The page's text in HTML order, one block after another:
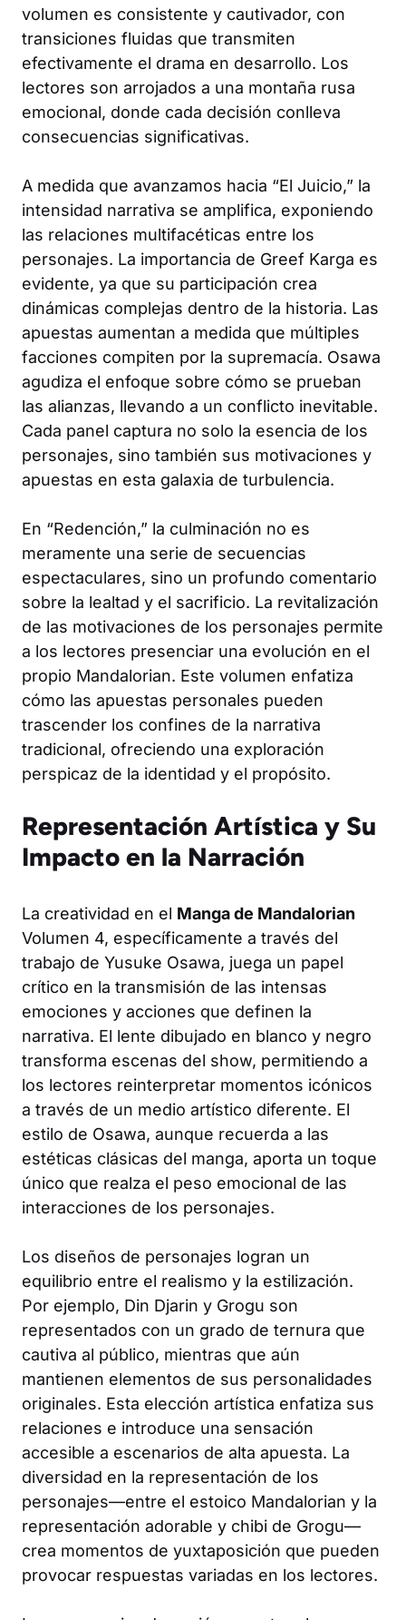
volumen es consistente y cautivador, con
transiciones fluidas que transmiten
efectivamente el drama en desarrollo. Los
lectores son arrojados a una montaña rusa
emocional, donde cada decisión conlleva
consecuencias significativas.
A medida que avanzamos hacia “El Juicio,” la
intensidad narrativa se amplifica, exponiendo
las relaciones multifacéticas entre los
personajes. La importancia de Greef Karga es
evidente, ya que su participación crea
dinámicas complejas dentro de la historia. Las
apuestas aumentan a medida que múltiples
facciones compiten por la supremacía. Osawa
agudiza el enfoque sobre cómo se prueban
las alianzas, llevando a un conflicto inevitable.
Cada panel captura no solo la esencia de los
personajes, sino también sus motivaciones y
apuestas en esta galaxia de turbulencia.
En “Redención,” la culminación no es
meramente una serie de secuencias
espectaculares, sino un profundo comentario
sobre la lealtad y el sacrificio. La revitalización
de las motivaciones de los personajes permite
a los lectores presenciar una evolución en el
propio Mandalorian. Este volumen enfatiza
cómo las apuestas personales pueden
trascender los confines de la narrativa
tradicional, ofreciendo una exploración
perspicaz de la identidad y el propósito.
Representación Artística y Su
Impacto en la Narración
La creatividad en el Manga de Mandalorian
Volumen 4, específicamente a través del
trabajo de Yusuke Osawa, juega un papel
crítico en la transmisión de las intensas
emociones y acciones que definen la
narrativa. El lente dibujado en blanco y negro
transforma escenas del show, permitiendo a
los lectores reinterpretar momentos icónicos
a través de un medio artístico diferente. El
estilo de Osawa, aunque recuerda a las
estéticas clásicas del manga, aporta un toque
único que realza el peso emocional de las
interacciones de los personajes.
Los diseños de personajes logran un
equilibrio entre el realismo y la estilización.
Por ejemplo, Din Djarin y Grogu son
representados con un grado de ternura que
cautiva al público, mientras que aún
mantienen elementos de sus personalidades
originales. Esta elección artística enfatiza sus
relaciones e introduce una sensación
accesible a escenarios de alta apuesta. La
diversidad en la representación de los
personajes—entre el estoico Mandalorian y la
representación adorable y chibi de Grogu—
crea momentos de yuxtaposición que pueden
provocar respuestas variadas en los lectores.